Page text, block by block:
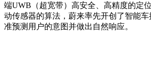
端UWB（超宽带）高安全、高精度的定
动传感器的算法，蔚来率先开创了智能
准预测用户的意图并做出自然响应。